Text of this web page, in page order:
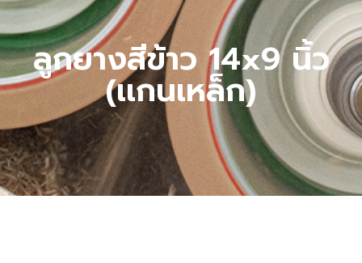
ลูกยางสีข้าว 14x9 นิ้ว
(เเกนเหล็ก)